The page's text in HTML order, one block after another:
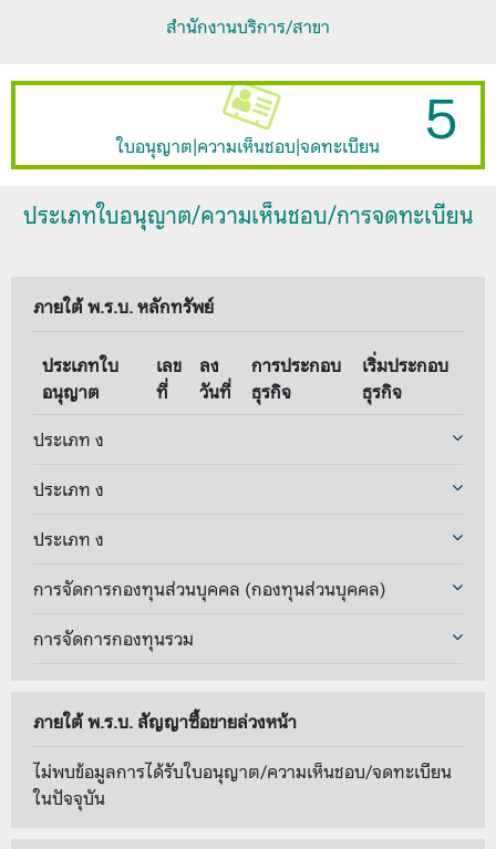
สำนักงานบริการ/สาขา
ใบอนุญาต|ความเห็นชอบ|จดทะเบียน 5
ประเภทใบอนุญาต/ความเห็นชอบ/การจดทะเบียน
ภายใต้ พ.ร.บ. หลักทรัพย์
ประเภทใบ
อนุญาต
เลข
ที่
ลง
วันที่
การประกอบ
ธุรกิจ
เริ่มประกอบ
ธุรกิจ
ประเภท ง
ประเภท ง
ประเภท ง
การจัดการกองทุนส่วนบุคคล (กองทุนส่วนบุคคล)
การจัดการกองทุนรวม
ภายใต้ พ.ร.บ. สัญญาซื้อขายล่วงหน้า
ไม่พบข้อมูลการได้รับใบอนุญาต/ความเห็นชอบ/จดทะเบียน
ในปัจจุบัน